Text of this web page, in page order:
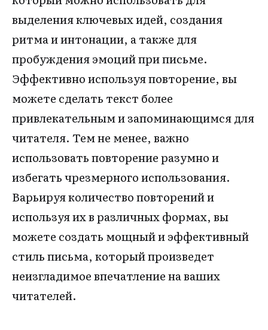
выделения ключевых идей, создания
ритма и интонации, а также для
пробуждения эмоций при письме.
Эффективно используя повторение, вы
можете сделать текст более
привлекательным и запоминающимся для
читателя. Тем не менее, важно
использовать повторение разумно и
избегать чрезмерного использования.
Варьируя количество повторений и
используя их в различных формах, вы
можете создать мощный и эффективный
стиль письма, который произведет
неизгладимое впечатление на ваших
читателей.